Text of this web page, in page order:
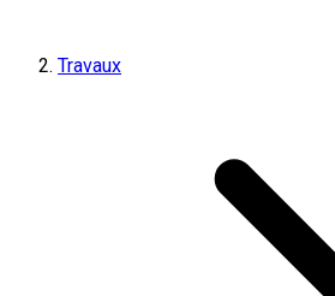
Travaux